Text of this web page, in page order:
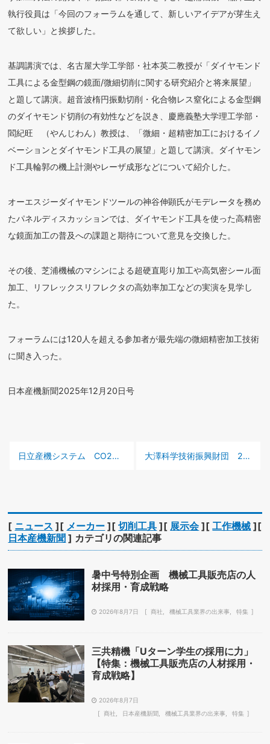
執行役員は「今回のフォーラムを通して、新しいアイデアが芽生え
て欲しい」と挨拶した。
基調講演では、名古屋大学工学部・社本英二教授が「ダイヤモンド
工具による金型鋼の鏡面/微細切削に関する研究紹介と将来展望」
と題して講演。超音波楕円振動切削・化合物レス窒化による金型鋼
のダイヤモンド切削の有効性などを説き、慶應義塾大学理工学部・
閻紀旺 （やんじわん）教授は、「微細・超精密加工におけるイノ
ベーションとダイヤモンド工具の展望」と題して講演。ダイヤモン
ド工具輪郭の機上計測やレーザ成形などについて紹介した。
オーエスジーダイヤモンドツールの神谷伸顕氏がモデレータを務め
たパネルディスカッションでは、ダイヤモンド工具を使った高精密
な鏡面加工の普及への課題と期待について意見を交換した。
その後、芝浦機械のマシンによる超硬直彫り加工や高気密シール面
加工、リフレックスリフレクタの高効率加工などの実演を見学し
た。
フォーラムには120人を超える参加者が最先端の微細精密加工技術
に聞き入った。
日本産機新聞2025年12月20日号
前の記事 :
日立産機システム CO2削減量をクレジット化する新サービスを始動 次の記事 :
大澤科学技術振興財団 25年度は助成9491万円
[ ニュース ][ メーカー ][切削工具 ][ 展示会][工作機械 ][
日本産機新聞 ] カテゴリの関連記事
暑中号特別企画 機械工具販売店の人
材採用・育成戦略
2026年8月7日 商社 機械工具業界の出来事 特集
三共精機「Uターン学生の採用に力」
【特集：機械工具販売店の人材採用・
育成戦略】
2026年8月7日
商社
日本産機新聞 機械工具業界の出来事 特集